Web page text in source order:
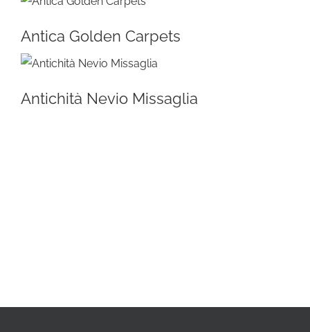
Antica Golden Carpets
Antichità Nevio Missaglia